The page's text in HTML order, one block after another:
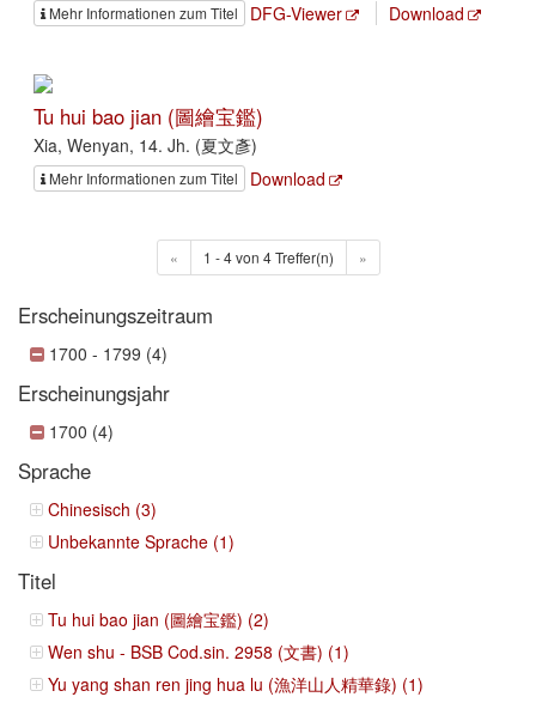
Mehr Informationen zum Titel DFG-Viewer Download
Tu hui bao jian (圖繪宝鑑)
Xia, Wenyan, 14. Jh. (夏文彥)
Mehr Informationen zum Titel Download
« 1 - 4 von 4 Treffer(n) »
Erscheinungszeitraum
1700 - 1799 (4)
Erscheinungsjahr
1700 (4)
Sprache
Chinesisch (3)
Unbekannte Sprache (1)
Titel
Tu hui bao jian (圖繪宝鑑) (2)
Wen shu - BSB Cod.sin. 2958 (文書) (1)
Yu yang shan ren jing hua lu (漁洋山人精華錄) (1)